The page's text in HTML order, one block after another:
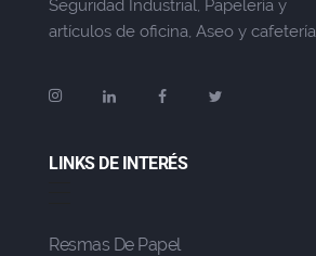
Seguridad Industrial, Papelería y
artículos de oficina, Aseo y cafetería.
LINKS DE INTERÉS
Resmas De Papel